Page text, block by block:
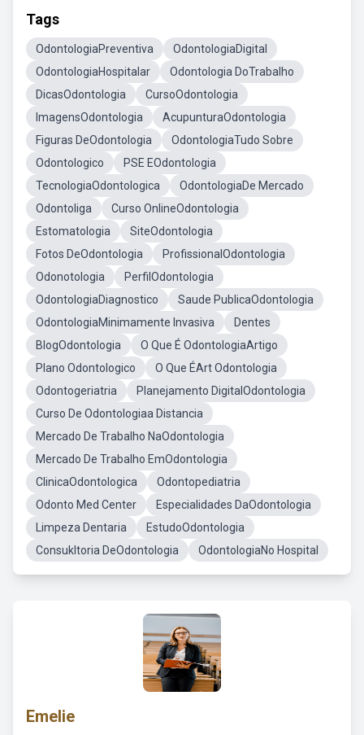
Tags
OdontologiaPreventiva
OdontologiaDigital
OdontologiaHospitalar
Odontologia DoTrabalho
DicasOdontologia
CursoOdontologia
ImagensOdontologia
AcupunturaOdontologia
Figuras DeOdontologia
OdontologiaTudo Sobre
Odontologico
PSE EOdontologia
TecnologiaOdontologica
OdontologiaDe Mercado
Odontoliga
Curso OnlineOdontologia
Estomatologia
SiteOdontologia
Fotos DeOdontologia
ProfissionalOdontologia
Odonotologia
PerfilOdontologia
OdontologiaDiagnostico
Saude PublicaOdontologia
OdontologiaMinimamente Invasiva
Dentes
BlogOdontologia
O Que É OdontologiaArtigo
Plano Odontologico
O Que ÉArt Odontologia
Odontogeriatria
Planejamento DigitalOdontologia
Curso De Odontologiaa Distancia
Mercado De Trabalho NaOdontologia
Mercado De Trabalho EmOdontologia
ClinicaOdontologica
Odontopediatria
Odonto Med Center
Especialidades DaOdontologia
Limpeza Dentaria
EstudoOdontologia
Consukltoria DeOdontologia
OdontologiaNo Hospital
Emelie